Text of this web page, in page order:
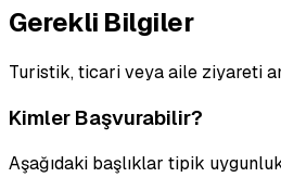
Gerekli Bilgiler
Turistik, ticari veya aile ziyareti
Kimler Başvurabilir?
Aşağıdaki başlıklar tipik